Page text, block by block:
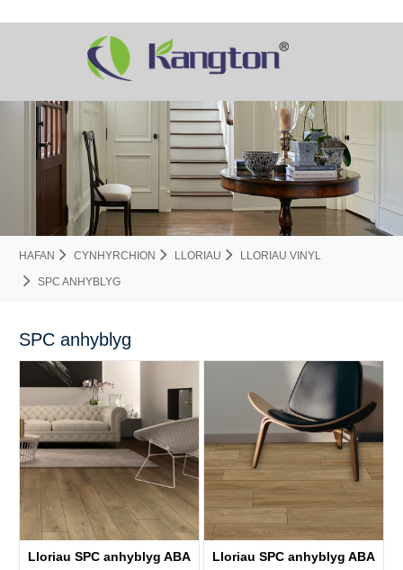
HAFAN CYNHYRCHION LLORIAU LLORIAU VINYL
SPC ANHYBLYG
SPC anhyblyg
Lloriau SPC anhyblyg ABA Lloriau SPC anhyblyg ABA